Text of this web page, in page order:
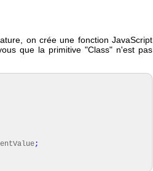
on crée une fonction JavaScript
que la primitive "Class" n'est pas
;